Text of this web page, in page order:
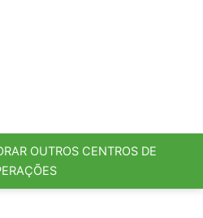
OUTROS CENTROS DE